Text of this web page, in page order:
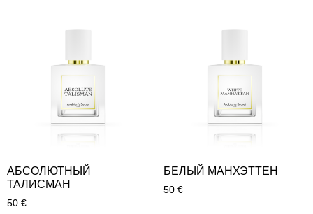
АБСОЛЮТНЫЙ
ТАЛИСМАН
50 €
БЕЛЫЙ МАНХЭТТЕН
50 €